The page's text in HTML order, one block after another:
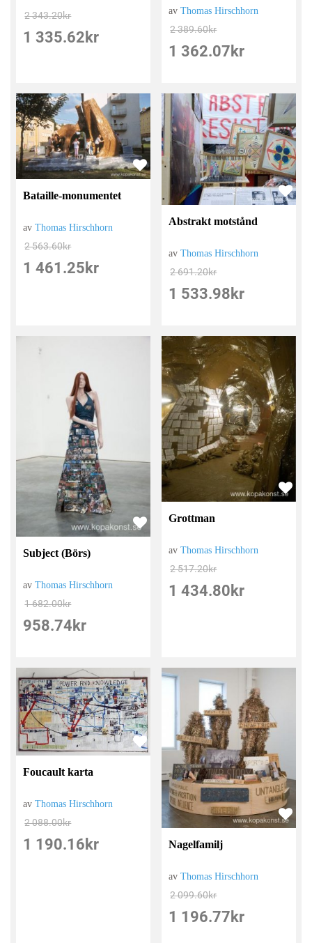
2 343.20kr
1 335.62 kr
avThomas Hirschhorn
2 389.60kr
1 362.07 kr
Bataille-monumentet
avThomas Hirschhorn
2 563.60kr
1 461.25 kr
Abstrakt motstånd
avThomas Hirschhorn
2 691.20kr
1 533.98 kr
Subject (Börs)
avThomas Hirschhorn
1 682.00kr
958.74 kr
Grottman
avThomas Hirschhorn
2 517.20kr
1 434.80 kr
Foucault karta
avThomas Hirschhorn
2 088.00kr
1 190.16 kr Nagelfamilj
avThomas Hirschhorn
2 099.60kr
1 196.77 kr